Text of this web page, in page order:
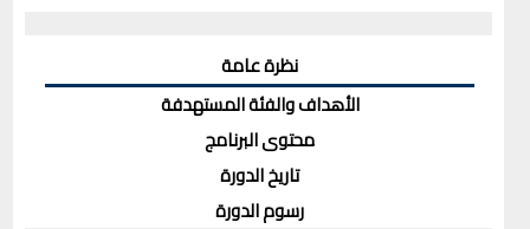
نظرة عامة
الأهداف والفئة المستهدفة
محتوى البرنامج
تاريخ الدورة
رسوم الدورة